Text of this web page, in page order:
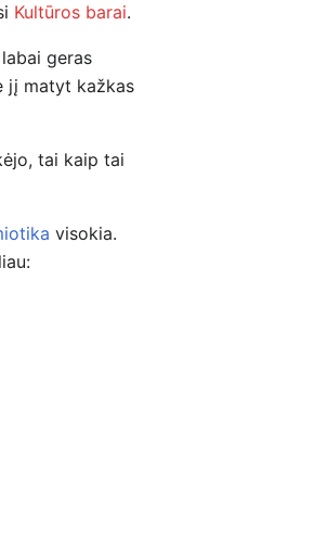
Kultūros barai.
geras
jį matyt kažkas
tai kaip tai
visokia.